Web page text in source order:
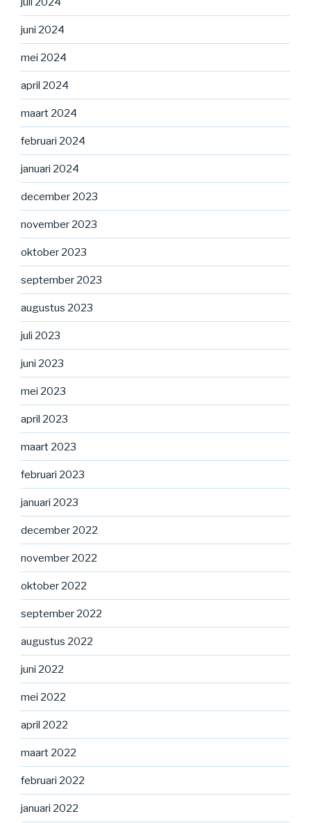
juni 2024
mei 2024
april 2024
maart 2024
februari 2024
januari 2024
december 2023
november 2023
oktober 2023
september 2023
augustus 2023
juli 2023
juni 2023
mei 2023
april 2023
maart 2023
februari 2023
januari 2023
december 2022
november 2022
oktober 2022
september 2022
augustus 2022
juni 2022
mei 2022
april 2022
maart 2022
februari 2022
januari 2022